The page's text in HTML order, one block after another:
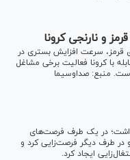
و نارنجی کرونا
قرمز، سرعت افزایش بستری در
با کرونا فعالیت برخی مشاغل
است. منبع: صداوسیما
در یک طرف فرصت‌های
و در طرف دیگر فرصت‌زایی کرد و
ایجاد کرد.